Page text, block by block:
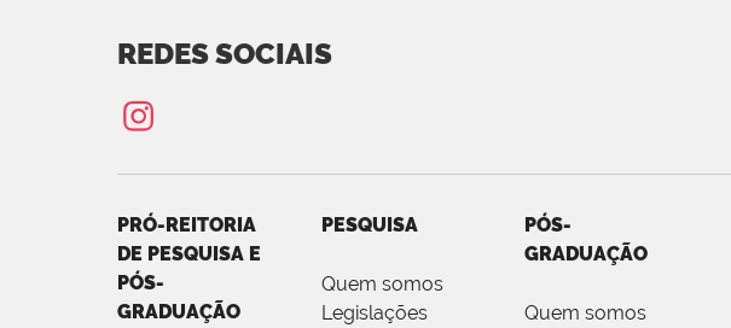
REDES SOCIAIS
PRÓ-REITORIA
DE PESQUISA E
PÓS-
GRADUAÇÃO
PESQUISA
Quem somos
Legislações
PÓS-
GRADUAÇÃO
Quem somos